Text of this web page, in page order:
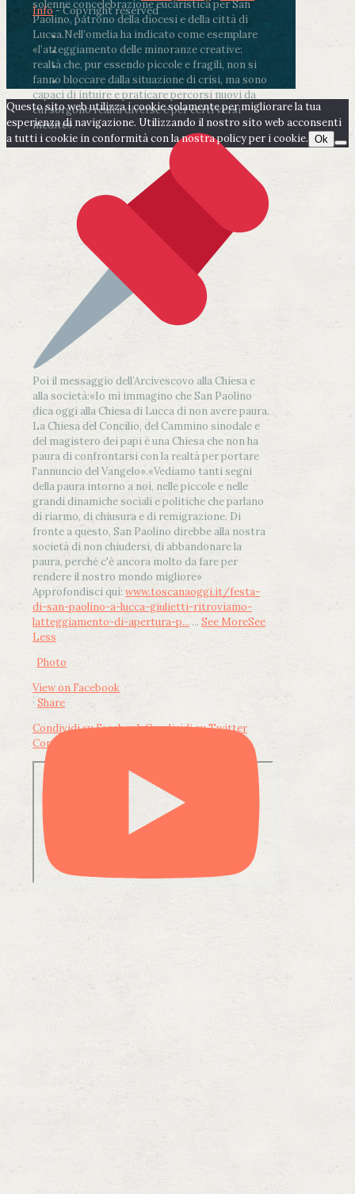
solenne concelebrazione eucaristica per San
Paolino, patrono della diocesi e della città di
Lucca.Nell’omelia ha indicato come esemplare
«l’atteggiamento delle minoranze creative:
realtà che, pur essendo piccole e fragili, non si
fanno bloccare dalla situazione di crisi, ma sono
capaci di intuire e praticare percorsi nuovi da
cui sorgono realtà diverse e per certi versi
inedite».
Poi il messaggio dell’Arcivescovo alla Chiesa e
alla società:«Io mi immagino che San Paolino
dica oggi alla Chiesa di Lucca di non avere paura.
La Chiesa del Concilio, del Cammino sinodale e
del magistero dei papi è una Chiesa che non ha
paura di confrontarsi con la realtà per portare
l'annuncio del Vangelo».«Vediamo tanti segni
della paura intorno a noi, nelle piccole e nelle
grandi dinamiche sociali e politiche che parlano
di riarmo, di chiusura e di remigrazione. Di
fronte a questo, San Paolino direbbe alla nostra
società di non chiudersi, di abbandonare la
paura, perché c'è ancora molto da fare per
rendere il nostro mondo migliore»
Approfondisci qui: www.toscanaoggi.it/festa-
di-san-paolino-a-lucca-giulietti-ritroviamo-
latteggiamento-di-apertura-p... ... See MoreSee
Less
Photo
View on Facebook
· Share
Condividi su FacebookCondividi su Twitter
Condividi su LinkedIn
Info- Copyright reserved
Questo sito web utilizza i cookie solamente per migliorare la tua
esperienza di navigazione. Utilizzando il nostro sito web acconsenti
a tutti i cookie in conformità con la nostra policy per i cookie. Ok